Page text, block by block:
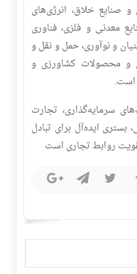
صنایع خلاق، انرژی‌های
معدنی و فلزی، فناوری
و نوآوری، حمل و نقل و
و محصولات کشاورزی و
است.
سرمایه‌گذاری، تجارت
ایده‌آل برای تبادل
روابط تجاری است